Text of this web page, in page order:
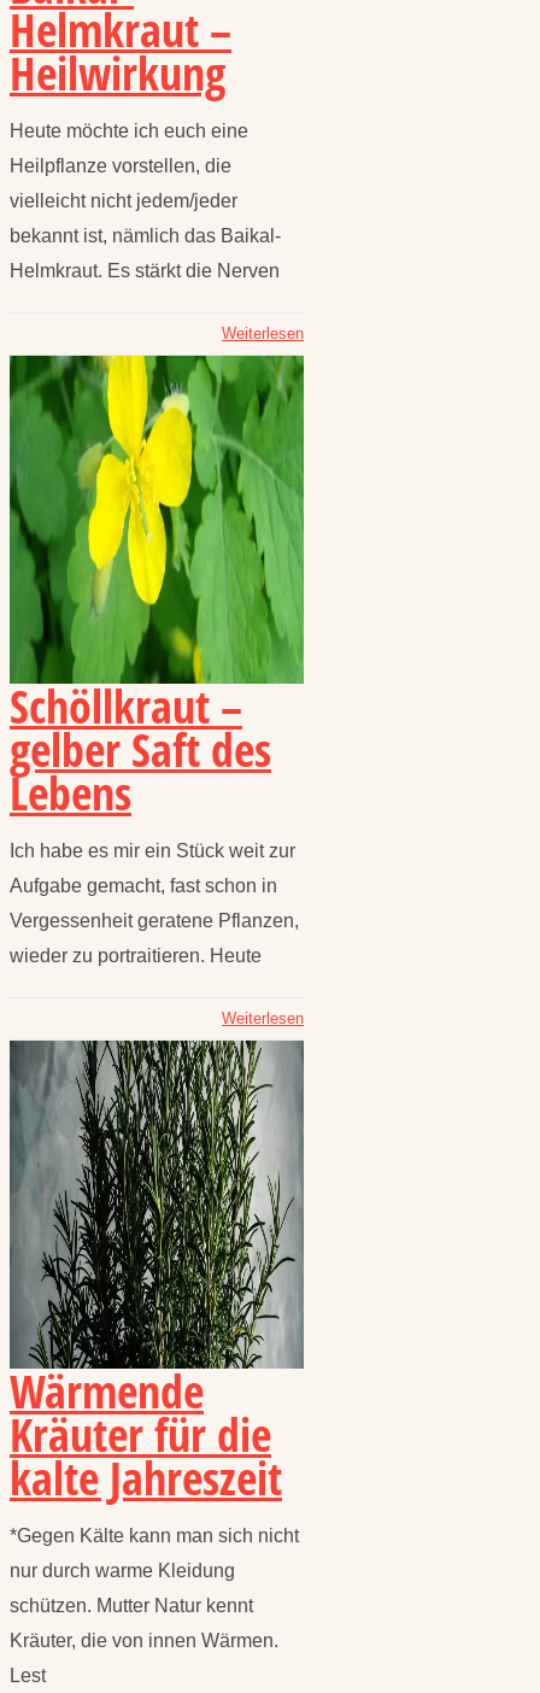
Helmkraut –
Heilwirkung
Heute möchte ich euch eine
Heilpflanze vorstellen, die
vielleicht nicht jedem/jeder
bekannt ist, nämlich das Baikal-
Helmkraut. Es stärkt die Nerven
Weiterlesen
Schöllkraut –
gelber Saft des
Lebens
Ich habe es mir ein Stück weit zur
Aufgabe gemacht, fast schon in
Vergessenheit geratene Pflanzen,
wieder zu portraitieren. Heute
Weiterlesen
Wärmende
Kräuter für die
kalte Jahreszeit
*Gegen Kälte kann man sich nicht
nur durch warme Kleidung
schützen. Mutter Natur kennt
Kräuter, die von innen Wärmen.
Lest